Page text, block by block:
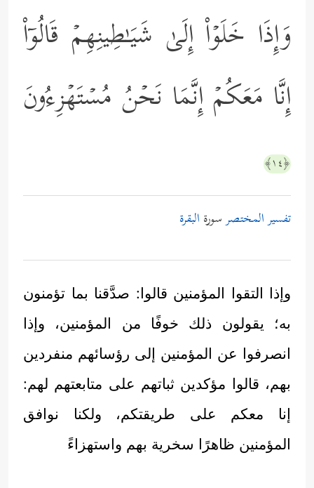
وَإِذَا خَلَوۡاْ إِلَىٰ شَیَـٰطِینِهِمۡ قَالُوۤاْ
إِنَّا مَعَكُمۡ إِنَّمَا نَحۡنُ مُسۡتَهۡزِءُونَ
﴿١٤﴾
تفسير المختصرسورة البقرة
وإذا التقوا المؤمنين قالوا: صدَّقنا بما تؤمنون
به؛ يقولون ذلك خوفًا من المؤمنين، وإذا
انصرفوا عن المؤمنين إلى رؤسائهم منفردين
بهم، قالوا مؤكدين ثباتهم على متابعتهم لهم:
إنا معكم على طريقتكم، ولكنا نوافق
المؤمنين ظاهرًا سخرية بهم واستهزاءً